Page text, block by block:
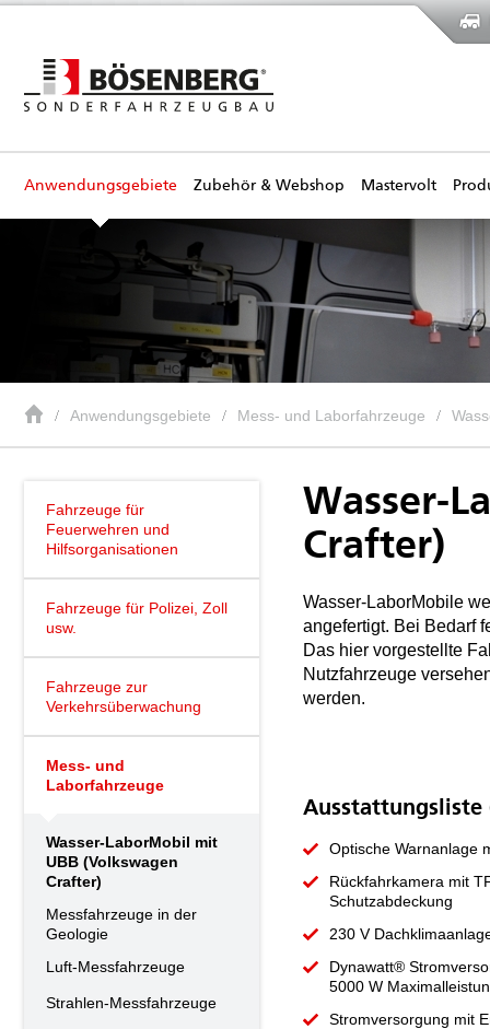
Anwendungsgebiete Zubehör & Webshop Mastervolt
Anwendungsgebiete Mess- und Laborfahrzeuge
Fahrzeuge für
Feuerwehren und
Hilfsorganisationen
Fahrzeuge für Polizei, Zoll
usw.
Fahrzeuge zur
Verkehrsüberwachung
Mess- und
Laborfahrzeuge
Wasser-LaborMobil mit
UBB (Volkswagen
Crafter)
Messfahrzeuge in der
Geologie
Luft-Messfahrzeuge
Strahlen-Messfahrzeuge
Wasser-
Crafter)
Wasser-LaborMobile
angefertigt. Bei Bedarf
Das hier vorgestellte
Nutzfahrzeuge
werden.
Ausstattungsliste
Optische Warnanlage
Rückfahrkamera mit
Schutzabdeckung
230 V
Dynawatt®
5000 W
Stromversorgung mit